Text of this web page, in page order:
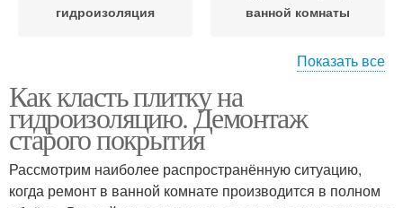
гидроизоляция
ванной комнаты
гидроизоляция
Показать все
Как класть плитку на
гидроизоляцию. Демонтаж
старого покрытия
Рассмотрим наиболее распространённую ситуацию,
когда ремонт в ванной комнате производится в полном